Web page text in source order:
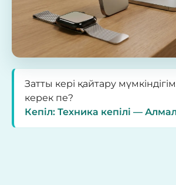
Затты кері қайтару
керек пе?
Кепіл: Техника кепілі —